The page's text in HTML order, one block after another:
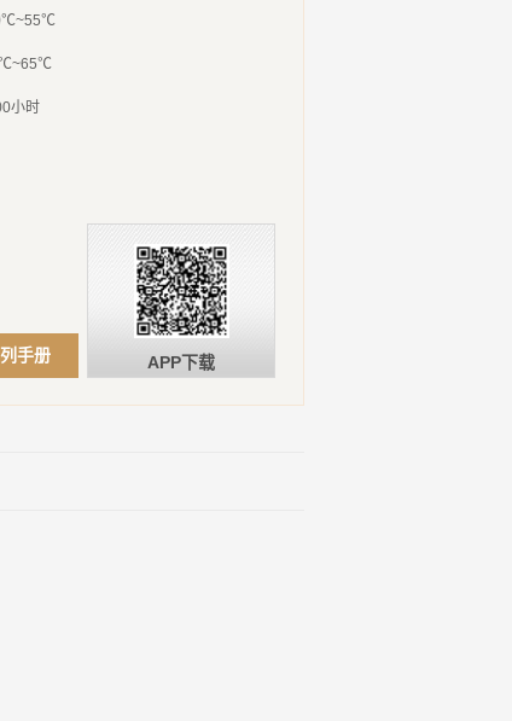
℃~55℃
~65℃
小时
APP下载
手册